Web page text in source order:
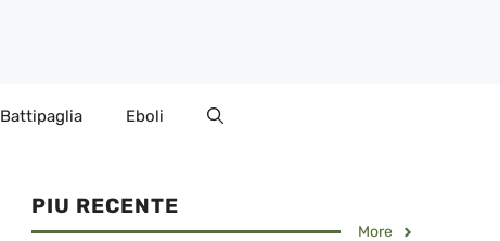
Battipaglia Eboli
PIU RECENTE
More